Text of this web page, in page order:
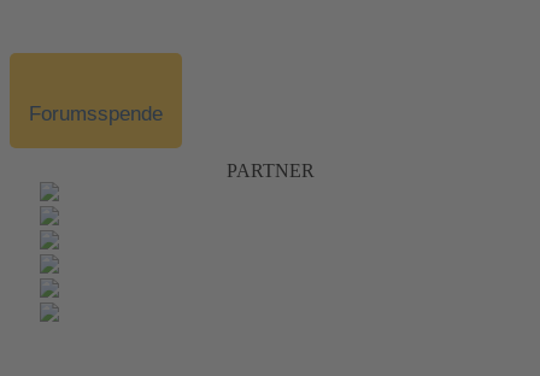
Forumsspende
PARTNER